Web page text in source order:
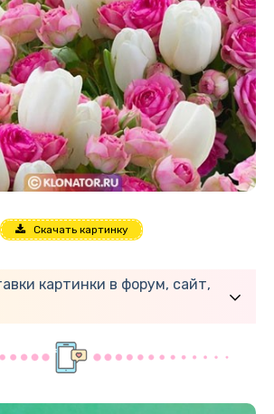
Скачать картинку
картинки в форум, сайт,